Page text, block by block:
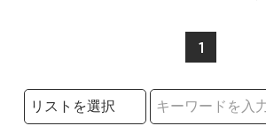
1
検索リストの選択